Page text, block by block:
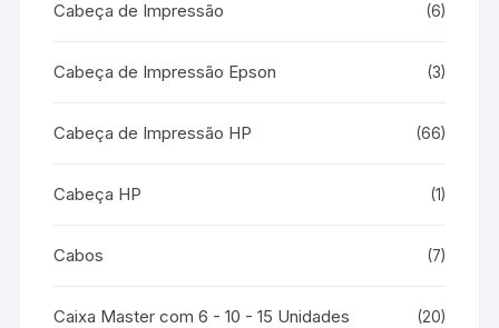
Cabeça de Impressão (6)
Cabeça de Impressão Epson (3)
Cabeça de Impressão HP (66)
Cabeça HP (1)
Cabos (7)
Caixa Master com 6 - 10 - 15 Unidades (20)